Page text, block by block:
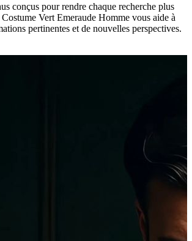
conçus pour rendre chaque recherche plus
Vert Emeraude Homme vous aide à
pertinentes et de nouvelles perspectives.